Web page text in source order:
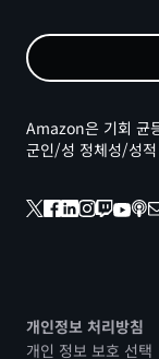
Amazon은 기회 균
군인/성 정체성/성
개인정보 처리방침
개인 정보 보호 선택